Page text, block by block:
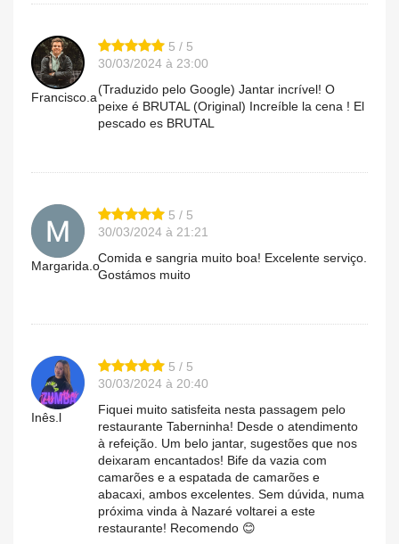
Francisco.a
5 / 5
30/03/2024 à 23:00
(Traduzido pelo Google) Jantar incrível! O
peixe é BRUTAL (Original) Increíble la cena ! El
pescado es BRUTAL
Margarida.o
5 / 5
30/03/2024 à 21:21
Comida e sangria muito boa! Excelente serviço.
Gostámos muito
Inês.l
5 / 5
30/03/2024 à 20:40
Fiquei muito satisfeita nesta passagem pelo
restaurante Taberninha! Desde o atendimento
à refeição. Um belo jantar, sugestões que nos
deixaram encantados! Bife da vazia com
camarões e a espatada de camarões e
abacaxi, ambos excelentes. Sem dúvida, numa
próxima vinda à Nazaré voltarei a este
restaurante! Recomendo 😊